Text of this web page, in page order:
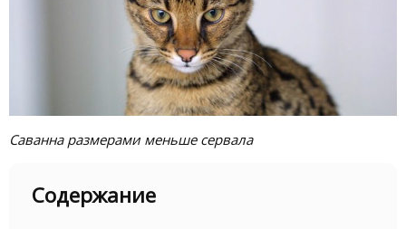
Саванна размерами меньше сервала
Содержание